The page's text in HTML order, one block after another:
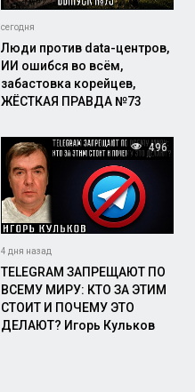
сегодня
Люди против data-центров,
ИИ ошибся во всём,
забастовка корейцев,
ЖЁСТКАЯ ПРАВДА №73
496
4 дня назад
TELEGRAM ЗАПРЕЩАЮТ ПО
ВСЕМУ МИРУ: КТО ЗА ЭТИМ
СТОИТ И ПОЧЕМУ ЭТО
ДЕЛАЮТ? Игорь Кульков